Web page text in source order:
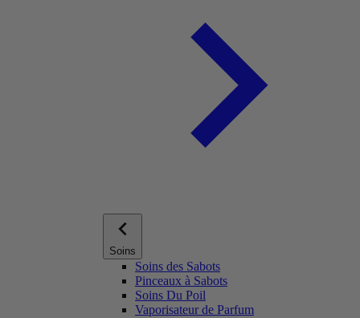
Soins
Soins des Sabots
Pinceaux à Sabots
Soins Du Poil
Vaporisateur de Parfum